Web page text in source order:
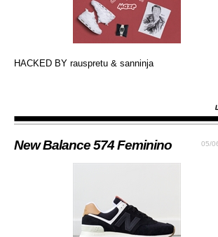
HACKED BY rauspretu & sanninja
05/
New Balance 574 Feminino